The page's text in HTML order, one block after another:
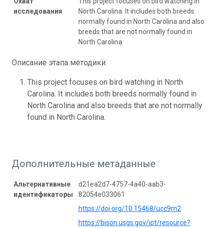
исследования
North Carolina. It includes both breeds
normally found in North Carolina and also
breeds that are not normally found in
North Carolina.
Описание этапа методики:
This project focuses on bird watching in North
Carolina. It includes both breeds normally found in
North Carolina and also breeds that are not normally
found in North Carolina.
Дополнительные метаданные
Альтернативные
идентификаторы
d21ea2d7-4757-4a40-aab3-
82054e033061
https://doi.org/10.15468/ucc9m2
https://bison.usgs.gov/ipt/resource?